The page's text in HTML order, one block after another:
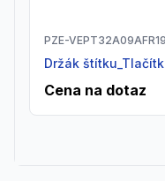
PZE-VEPT32A09AFR19
Držák
Cena na dotaz